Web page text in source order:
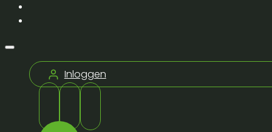
Inloggen